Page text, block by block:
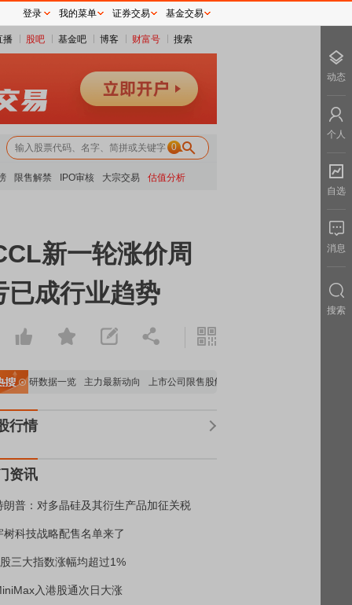
播 股吧 基金吧 博客 财富号 搜索
0
限售解禁 IPO审核 大宗交易 估值分析
新一轮涨价周
已成行业趋势
调研数据一览 主力最新动向 上市公司限售股解禁一览
行情
资讯
朗普：对多晶硅及其衍生产品加征关税
树科技战略配售名单来了
三大指数涨幅均超过1%
入港股通次日大涨
登录 我的菜单 证券交易 基金交易
动态
个人
自选
消息
搜索